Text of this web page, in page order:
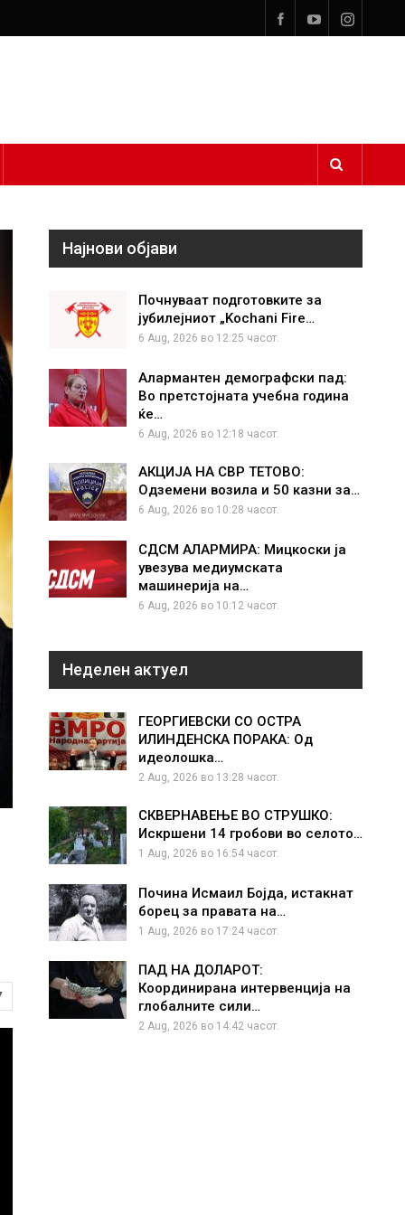
Најнови објави
Почнуваат подготовките за
јубилејниот „Kochani Fire…
6 Aug, 2026 во 12:25 часот.
Алармантен демографски пад:
Во претстојната учебна година
ќе…
6 Aug, 2026 во 12:18 часот.
АКЦИЈА НА СВР ТЕТОВО:
Одземени возила и 50 казни за…
6 Aug, 2026 во 10:28 часот.
СДСМ АЛАРМИРА: Мицкоски ја
увезува медиумската
машинерија на…
6 Aug, 2026 во 10:12 часот.
Неделен актуел
ГЕОРГИЕВСКИ СО ОСТРА
ИЛИНДЕНСКА ПОРАКА: Од
идеолошка…
2 Aug, 2026 во 13:28 часот.
СКВЕРНАВЕЊЕ ВО СТРУШКО:
Искршени 14 гробови во селото…
1 Aug, 2026 во 16:54 часот.
Почина Исмаил Бојда, истакнат
борец за правата на…
1 Aug, 2026 во 17:24 часот.
ПАД НА ДОЛАРОТ:
Координирана интервенција на
глобалните сили…
2 Aug, 2026 во 14:42 часот.